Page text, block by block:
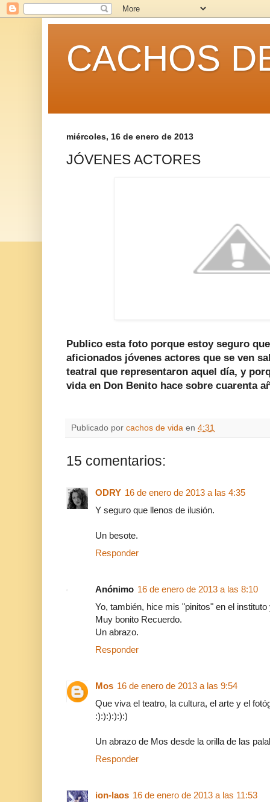
CACHOS
miércoles, 16 de enero de 2013
JÓVENES ACTORES
Publico esta foto porque estoy seguro
aficionados jóvenes actores que se ven
teatral que representaron aquel día, y
vida en Don Benito hace sobre cuarenta
Publicado por cachos de vida en 4:31
15 comentarios:
ODRY 16 de enero de 2013 a las 4:35
Y seguro que llenos de ilusión.
Un besote.
Responder
Anónimo 16 de enero de 2013 a las 8:10
Yo, también, hice mis "pinitos" en el
Muy bonito Recuerdo.
Un abrazo.
Responder
Mos 16 de enero de 2013 a las 9:54
Que viva el teatro, la cultura, el arte y el
:):):):):):)
Un abrazo de Mos desde la orilla de las
Responder
ion-laos 16 de enero de 2013 a las 11:53